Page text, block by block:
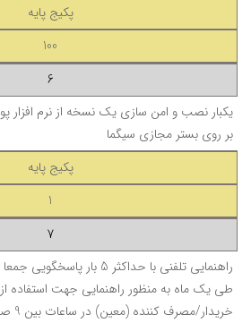
پکیج پایه
100
6
یکبار نصب و امن سازی یک نسخه از نرم افزار
بر روی بستر مجازی سیگما
پکیج پایه
1
7
راهنمایی تلفنی
با حداکثر 5 بار
طی یک ماه به منظور راهنمایی جهت استفاده از
خریدار/مصرف کننده (معین)